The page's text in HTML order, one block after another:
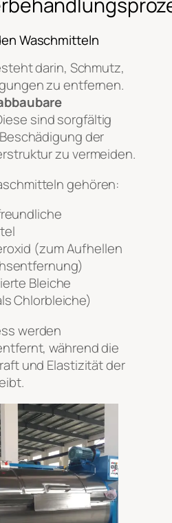
Waschmitteln
darin, Schmutz,
zu entfernen.
sind sorgfältig
der
zu vermeiden.
gehören:
(zum Aufhellen
Bleiche
Chlorbleiche)
werden
während die
und Elastizität der